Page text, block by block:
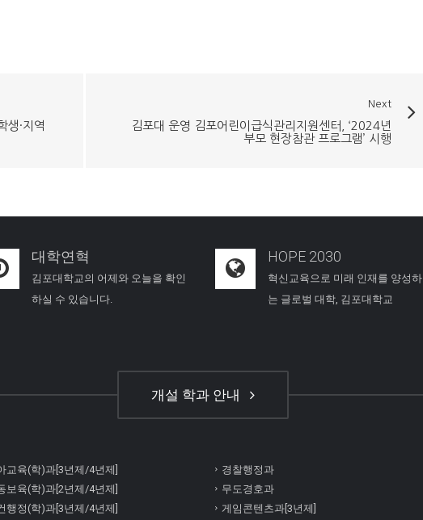
생·지역
Next
김포대 운영 김포어린이급식관리지원센터, ‘2024년
부모 현장참관 프로그램’ 시행
대학연혁
김포대학교의 어제와 오늘을 확인
하실 수 있습니다.
HOPE 2030
혁신교육으로 미래 인재를 양성하
는 글로벌 대학, 김포대학교
개설 학과 안내
교육(학)과[3년제/4년제]
보육(학)과[2년제/4년제]
행정(학)과[3년제/4년제]
경찰행정과
무도경호과
게임콘텐츠과[3년제]